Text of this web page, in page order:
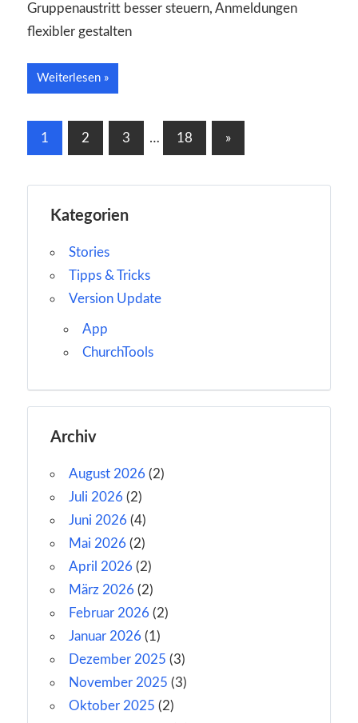
Gruppenaustritt besser steuern, Anmeldungen
flexibler gestalten
Weiterlesen
Seitennummerierung
1 2 3 … 18
Nächste
»
Kategorien
Stories
Tipps & Tricks
Version Update
App
ChurchTools
Archiv
August 2026 (2)
Juli 2026 (2)
Juni 2026 (4)
Mai 2026 (2)
April 2026 (2)
März 2026 (2)
Februar 2026 (2)
Januar 2026 (1)
Dezember 2025 (3)
November 2025 (3)
Oktober 2025 (2)